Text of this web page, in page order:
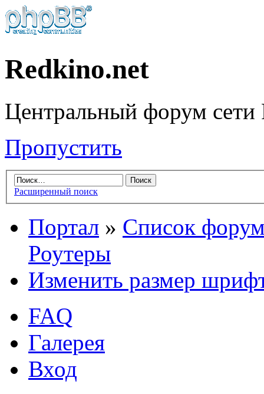
Redkino.net
Центральный форум сети
Пропустить
Расширенный поиск
Портал » Список
Роутеры
Изменить размер
FAQ
Галерея
Вход